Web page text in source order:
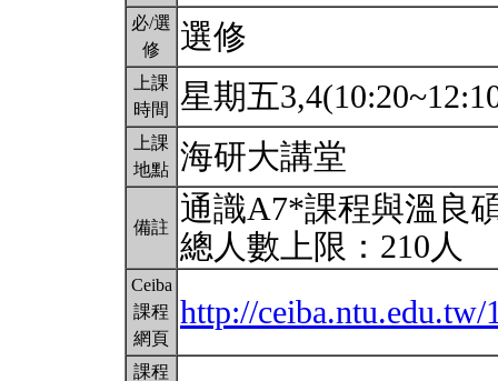
必/選
修
選修
上課
時間
星期五
上課
地點 海研大講堂
備註
通識A7*課程與溫良
總人數上限：210人
Ceiba
課程
網頁
http://ceiba.ntu.edu.tw/
課程